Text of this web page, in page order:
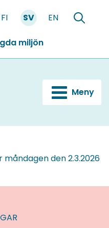
FI SV EN
Söka
miljön
Meny
den 2.3.2026